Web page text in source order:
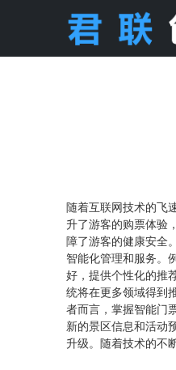
随着互联网技术的飞
升了游客的购票体验
障了游客的健康安全
智能化管理和服务。
好，提供个性化的推
统将在更多领域得到
者而言，掌握智能门
新的景区信息和活动
升级。随着技术的不